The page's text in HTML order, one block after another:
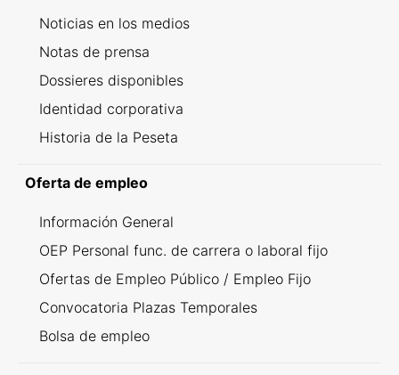
Noticias en los medios
Notas de prensa
Dossieres disponibles
Identidad corporativa
Historia de la Peseta
Oferta de empleo
Información General
OEP Personal func. de carrera o laboral fijo
Ofertas de Empleo Público / Empleo Fijo
Convocatoria Plazas Temporales
Bolsa de empleo